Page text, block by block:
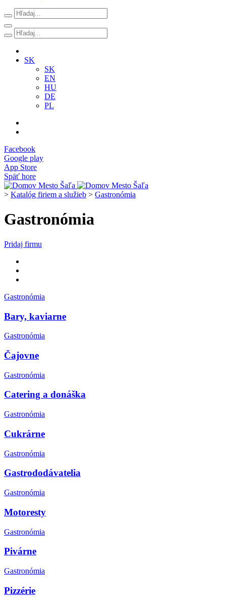
SK
SK
EN
HU
DE
PL
Facebook
Google play
App Store
Späť hore
> Katalóg firiem a služieb > Gastronómia
Gastronómia
Pridaj firmu
Gastronómia
Bary, kaviarne
Gastronómia
Čajovne
Gastronómia
Catering a donáška
Gastronómia
Cukrárne
Gastronómia
Gastrododávatelia
Gastronómia
Motoresty
Gastronómia
Pivárne
Gastronómia
Pizzérie